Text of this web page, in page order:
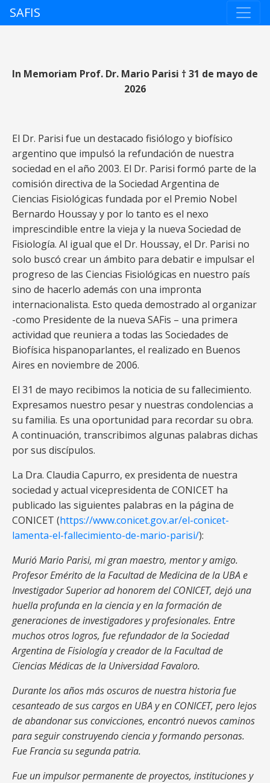
SkipSAFIS
In Memoriam Prof. Dr. Mario Parisi † 31 de mayo de
2026
El Dr. Parisi fue un destacado fisiólogo y biofísico
argentino que impulsó la refundación de nuestra
sociedad en el año 2003. El Dr. Parisi formó parte de la
comisión directiva de la Sociedad Argentina de
Ciencias Fisiológicas fundada por el Premio Nobel
Bernardo Houssay y por lo tanto es el nexo
imprescindible entre la vieja y la nueva Sociedad de
Fisiología. Al igual que el Dr. Houssay, el Dr. Parisi no
solo buscó crear un ámbito para debatir e impulsar el
progreso de las Ciencias Fisiológicas en nuestro país
sino de hacerlo además con una impronta
internacionalista. Esto queda demostrado al organizar
-como Presidente de la nueva SAFis – una primera
actividad que reuniera a todas las Sociedades de
Biofísica hispanoparlantes, el realizado en Buenos
Aires en noviembre de 2006.
El 31 de mayo recibimos la noticia de su fallecimiento.
Expresamos nuestro pesar y nuestras condolencias a
su familia. Es una oportunidad para recordar su obra.
A continuación, transcribimos algunas palabras dichas
por sus discípulos.
La Dra. Claudia Capurro, ex presidenta de nuestra
sociedad y actual vicepresidenta de CONICET ha
publicado las siguientes palabras en la página de
CONICET (https://www.conicet.gov.ar/el-conicet-
lamenta-el-fallecimiento-de-mario-parisi/):
Murió Mario Parisi, mi gran maestro, mentor y amigo.
Profesor Emérito de la Facultad de Medicina de la UBA e
Investigador Superior ad honorem del CONICET, dejó una
huella profunda en la ciencia y en la formación de
generaciones de investigadores y profesionales. Entre
muchos otros logros, fue refundador de la Sociedad
Argentina de Fisiología y creador de la Facultad de
Ciencias Médicas de la Universidad Favaloro.
Durante los años más oscuros de nuestra historia fue
cesanteado de sus cargos en UBA y en CONICET, pero lejos
de abandonar sus convicciones, encontró nuevos caminos
para seguir construyendo ciencia y formando personas.
Fue Francia su segunda patria.
Fue un impulsor permanente de proyectos, instituciones y